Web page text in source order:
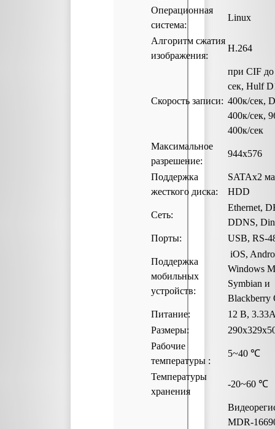
Операционная
система:
Linux
Алгоритм сжатия
изображения:
H.264
Скорость записи:
при CIF
сек, Hulf
400к/сек,
400к/сек,
400к/сек
Максимальное
разрешение:
944х576
Поддержка
жесткого диска:
SATAх2
HDD
Сеть:
Ethernet,
DDNS,
Порты:
USB, RS-
Поддержка
мобильных
устройств:
iOS,
Windows
Symbian и
Blackberry
Питание:
12 В,
Размеры:
Рабочие
температуры :
5~40
Температуры
хранения
-20~60 ℃
MDR-